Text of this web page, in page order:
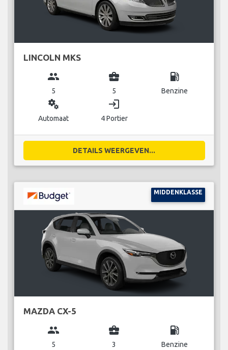
LINCOLN MKS
group
5
business_center
5
local_gas_station
Benzine
miscellaneous_services
Automaat
login
4 Portier
DETAILS WEERGEVEN...
MIDDENKLASSE
MAZDA CX-5
group
5
business_center
3
local_gas_station
Benzine